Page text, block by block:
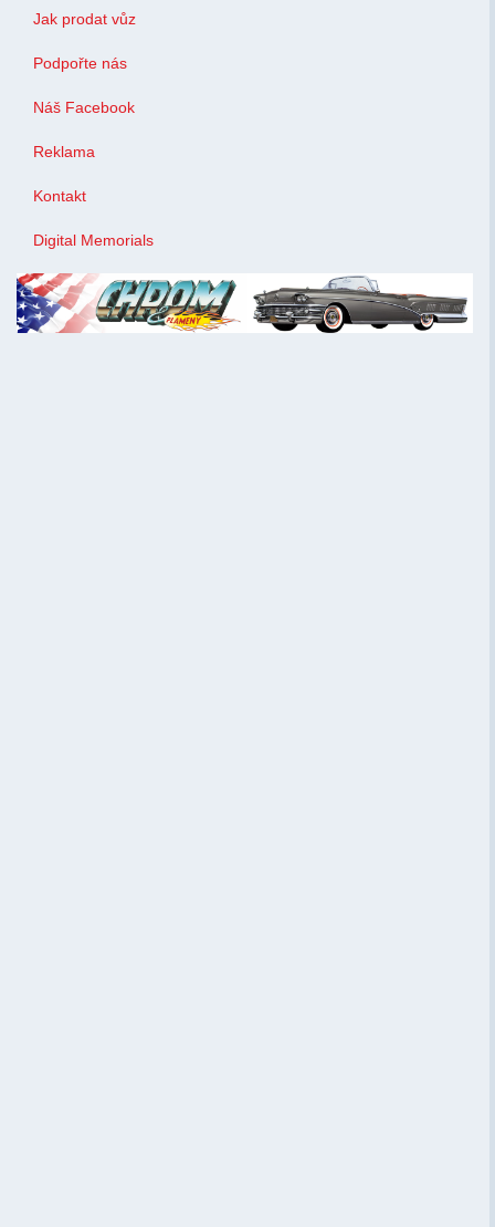
Jak prodat vůz
Podpořte nás
Náš Facebook
Reklama
Kontakt
Digital Memorials